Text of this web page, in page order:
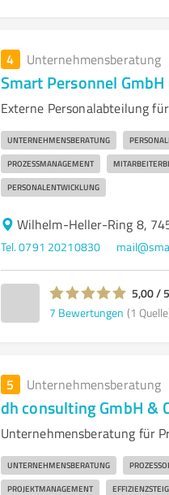
4 Unternehmensberatung
Smart Personnel GmbH
Externe Personalabteilung
UNTERNEHMENSBERATUNG
PROZESSMANAGEMENT
PERSONALENTWICKLUNG
Wilhelm-Heller-Ring 8,
Tel. 0791 20210830
5,00 /
7 Bewertungen (1
5 Unternehmensberatung
dh consulting GmbH &
Unternehmensberatung für
UNTERNEHMENSBERATUNG
PROJEKTMANAGEMENT